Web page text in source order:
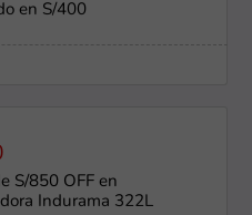
en S/400
S/850 OFF en
Indurama 322L